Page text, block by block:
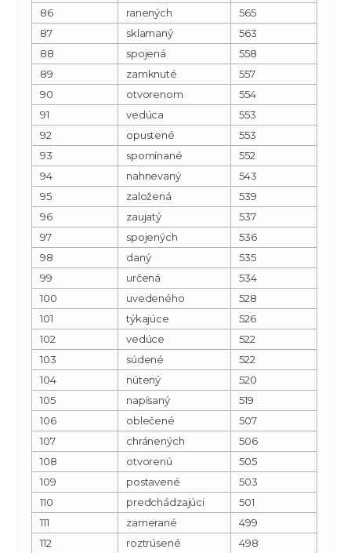
86
ranených
565
87
sklamaný
563
88
spojená
558
89
zamknuté
557
90
otvorenom
554
91
vedúca
553
92
opustené
553
93
spomínané
552
94
nahnevaný
543
95
založená
539
96
zaujatý
537
97
spojených
536
98
daný
535
99
určená
534
100
uvedeného
528
101
týkajúce
526
102
vedúce
522
103
súdené
522
104
nútený
520
105
napísaný
519
106
oblečené
507
107
chránených
506
108
otvorenú
505
109
postavené
503
110
predchádzajúci
501
111
zamerané
499
112
roztrúsené
498